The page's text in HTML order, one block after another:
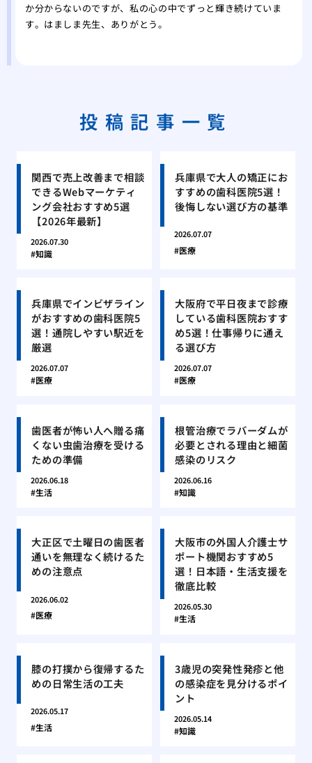
か分からないのですが、私の心の中でずっと輝き続けていま
す。はましま先生、ありがとう。
投稿記事一覧
関西で売上改善まで相談
できるWebマーケティ
ング会社おすすめ5選
【2026年最新】
2026.07.30
知識
兵庫県で大人の矯正にお
すすめの歯科医院5選！
後悔しない選び方の基準
2026.07.07
医療
兵庫県でインビザライン
がおすすめの歯科医院5
選！通院しやすい駅近を
厳選
2026.07.07
医療
大阪府で平日夜まで診療
している歯科医院おすす
め5選！仕事帰りに通え
る選び方
2026.07.07
医療
歯医者が怖い人へ贈る痛
くない虫歯治療を受ける
ための準備
2026.06.18
生活
根管治療でラバーダムが
必要とされる理由と細菌
感染のリスク
2026.06.16
知識
大正区で土曜日の歯医者
通いを無理なく続けるた
めの注意点
2026.06.02
医療
大阪市の外国人介護士サ
ポート機関おすすめ5
選！日本語・生活支援を
徹底比較
2026.05.30
生活
膝の打撲から復帰するた
めの日常生活の工夫
2026.05.17
生活
3歳児の突発性発疹と他
の感染症を見分けるポイ
ント
2026.05.14
知識